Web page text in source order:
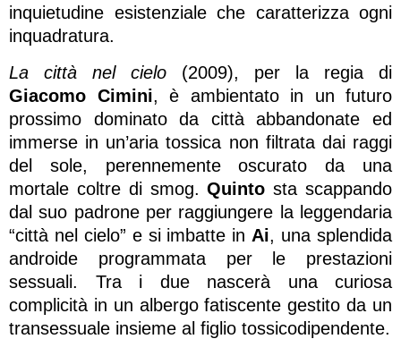
inquietudine esistenziale che caratterizza ogni
inquadratura.
La città nel cielo (2009), per la regia di
Giacomo Cimini, è ambientato in un futuro
prossimo dominato da città abbandonate ed
immerse in un’aria tossica non filtrata dai raggi
del sole, perennemente oscurato da una
mortale coltre di smog.Quinto sta scappando
dal suo padrone per raggiungere la leggendaria
“città nel cielo” e si imbatte in Ai, una splendida
androide programmata per le prestazioni
sessuali. Tra i due nascerà una curiosa
complicità in un albergo fatiscente gestito da un
transessuale insieme al figlio tossicodipendente.